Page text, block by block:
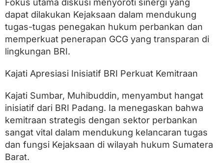
K
e
o
l
P
u
s
a
h
a
a
n
Fokus utama diskusi menyoroti sinergi yang
dapat dilakukan Kejaksaan dalam mendukung
tugas-tugas penegakan hukum perbankan dan
memperkuat penerapan GCG yang transparan di
lingkungan BRI.
Kajati Apresiasi Inisiatif BRI Perkuat Kemitraan
Kajati Sumbar, Muhibuddin, menyambut hangat
inisiatif dari BRI Padang. Ia menegaskan bahwa
kemitraan strategis dengan sektor perbankan
sangat vital dalam mendukung kelancaran tugas
dan fungsi Kejaksaan di wilayah hukum Sumatera
Barat.